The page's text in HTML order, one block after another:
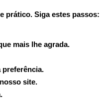
prático. Siga estes passos:
mais lhe agrada.
preferência.
site.